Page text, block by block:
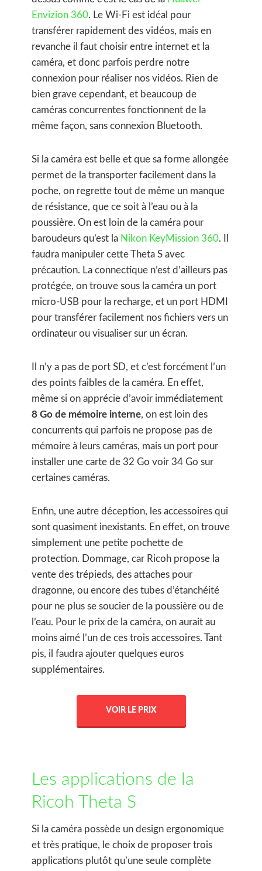
Envizion 360. Le Wi-Fi est idéal pour
transférer rapidement des vidéos, mais en
revanche il faut choisir entre internet et la
caméra, et donc parfois perdre notre
connexion pour réaliser nos vidéos. Rien de
bien grave cependant, et beaucoup de
caméras concurrentes fonctionnent de la
même façon, sans connexion Bluetooth.
Si la caméra est belle et que sa forme allongée
permet de la transporter facilement dans la
poche, on regrette tout de même un manque
de résistance, que ce soit à l’eau ou à la
poussière. On est loin de la caméra pour
baroudeurs qu’est la Nikon KeyMission 360. Il
faudra manipuler cette Theta S avec
précaution. La connectique n’est d’ailleurs pas
protégée, on trouve sous la caméra un port
micro-USB pour la recharge, et un port HDMI
pour transférer facilement nos fichiers vers un
ordinateur ou visualiser sur un écran.
Il n’y a pas de port SD, et c’est forcément l’un
des points faibles de la caméra. En effet,
même si on apprécie d’avoir immédiatement
8 Go de mémoire interne, on est loin des
concurrents qui parfois ne propose pas de
mémoire à leurs caméras, mais un port pour
installer une carte de 32 Go voir 34 Go sur
certaines caméras.
Enfin, une autre déception, les accessoires qui
sont quasiment inexistants. En effet, on trouve
simplement une petite pochette de
protection. Dommage, car Ricoh propose la
vente des trépieds, des attaches pour
dragonne, ou encore des tubes d’étanchéité
pour ne plus se soucier de la poussière ou de
l’eau. Pour le prix de la caméra, on aurait au
moins aimé l’un de ces trois accessoires. Tant
pis, il faudra ajouter quelques euros
supplémentaires.
VOIR LE PRIX
Les applications de la
Ricoh Theta S
Si la caméra possède un design ergonomique
et très pratique, le choix de proposer trois
applications plutôt qu’une seule complète